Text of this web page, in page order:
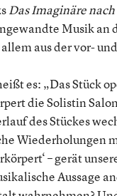
Das Imaginäre
Musik an
aus der vor-
es: „Das Stück
die Solistin
des Stückes
Wiederholungen
– gerät
Aussage